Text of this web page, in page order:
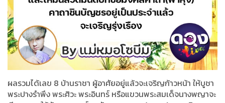
ผลรวมได้เลข 8 บ้านราชา ผู้อาศัยอยู่แล้วจะเจริญก้าวหน้า ให้บูชา
พระปางรำพึง พระศิวะ พระอินทร์ หรือแขวนพระสมเด็จนางพญาจะ